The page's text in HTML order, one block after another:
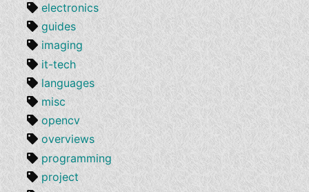
electronics
guides
imaging
it-tech
languages
misc
opencv
overviews
programming
project